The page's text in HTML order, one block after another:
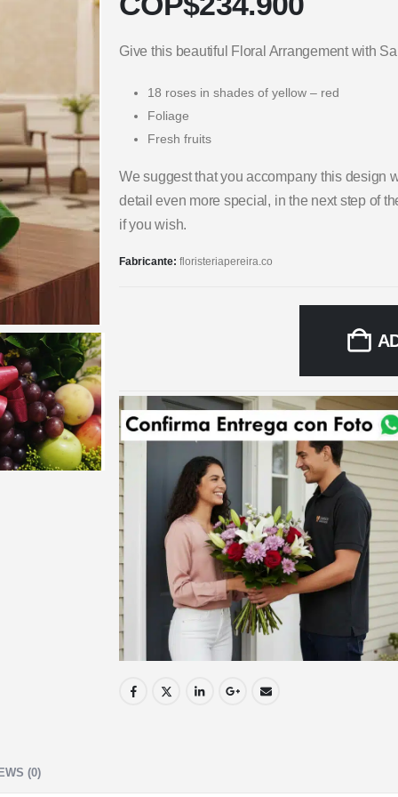
Give this beautiful Floral Arrangement with
18 roses in shades of yellow – red
Foliage
Fresh fruits
We suggest that you accompany this design
detail even more special, in the next step of
if you wish.
Fabricante: floristeriapereira.co
(0)